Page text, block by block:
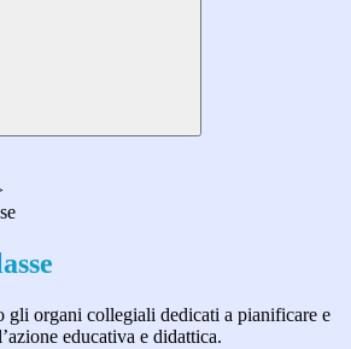
gli organi collegiali dedicati a pianificare e
educativa e didattica.